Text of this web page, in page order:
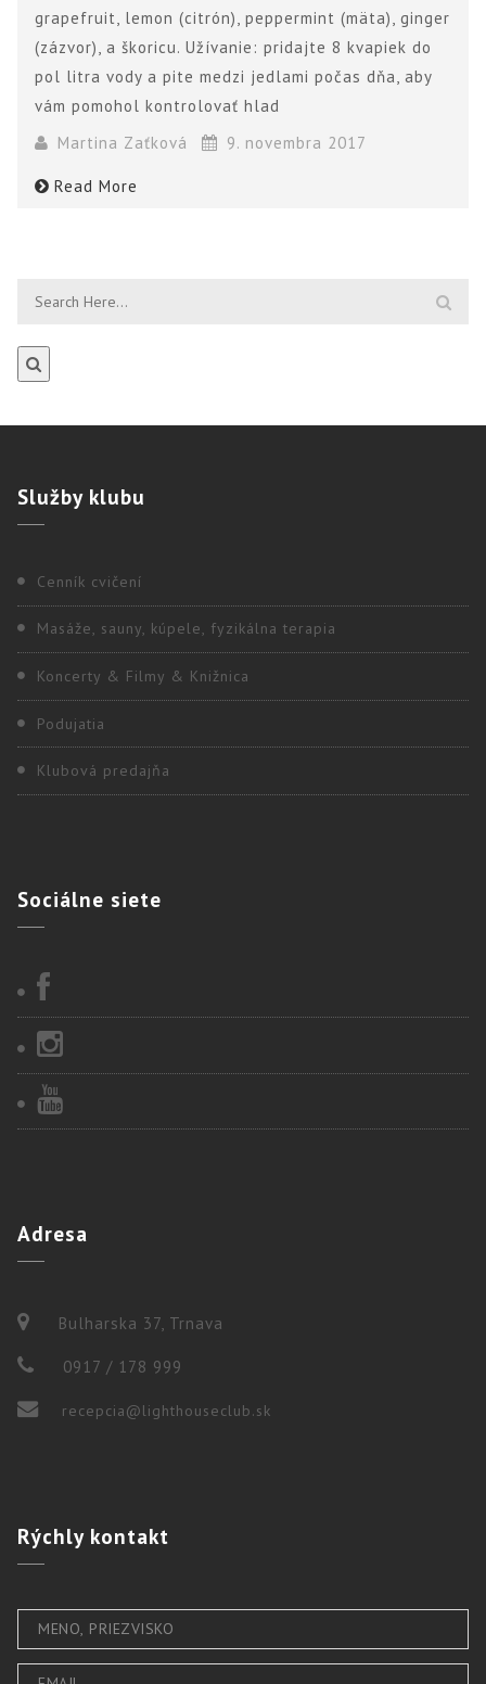
grapefruit, lemon (citrón), peppermint (mäta), ginger
(zázvor), a škoricu. Užívanie: pridajte 8 kvapiek do
pol litra vody a pite medzi jedlami počas dňa, aby
vám pomohol kontrolovať hlad
Martina Zaťková
9. novembra 2017
Read More
Službyklubu
Cenník cvičení
Masáže, sauny, kúpele, fyzikálna terapia
Koncerty & Filmy & Knižnica
Podujatia
Klubová predajňa
Sociálne siete
Adresa
Bulharska 37, Trnava
0917 / 178 999
recepcia@lighthouseclub.sk
Rýchlykontakt